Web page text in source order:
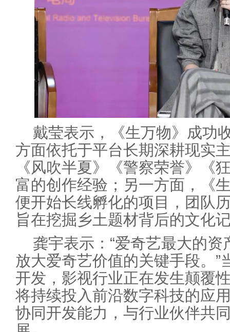
戴莹表示，《生万物》成功
方面依托于平台长期深耕现实
《风吹半夏》《警察荣誉》《
富的创作经验；另一方面，《
便开始长线孵化的项目，团队
旨在挖掘乡土题材背后的文化
龚宇表示：“爱奇艺最大的
放大爱奇艺价值的关键手段。”
开发，影视行业正在发生颠覆
将持续投入前沿数字科技的应
协同开发能力，与行业伙伴共